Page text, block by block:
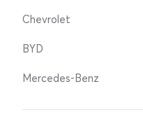
Chevrolet
BYD
Mercedes-Benz